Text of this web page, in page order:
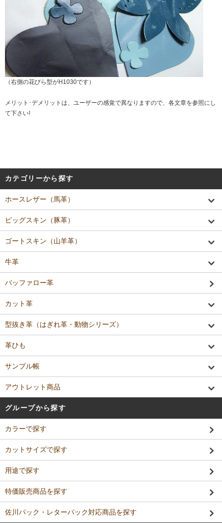
（右側の花びら型がH1030です）
メリット･デメリットは、ユーザーの感覚で異なりますので、各文章を参照にし
て下さい!
カテゴリーから探す
ホースレザー（馬革）
ピッグスキン（豚革）
ゴートスキン（山羊革）
牛革
バッファロー革
カット革
型抜き革（はぎれ革・動物シリーズ）
革ひも
サンプル帳
アウトレット商品
グループから探す
カラーで探す
カットサイズで探す
用途で探す
特価販売商品を探す
佐川パック・レターパック対応商品を探す